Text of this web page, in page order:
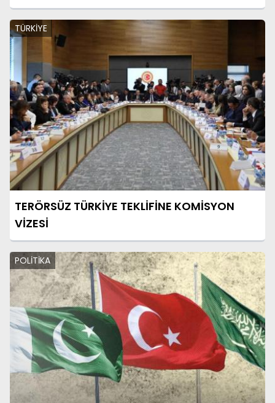
TÜRKİYE
TERÖRSÜZ TÜRKİYE TEKLİFİNE KOMİSYON
VİZESİ
POLİTİKA